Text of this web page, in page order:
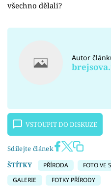
všechno dělali?
Autor
VSTOUPIT DO DISKUZE
Sdílejte článek
ŠTÍTKY
PŘÍRODA FOTO VE
GALERIE
FOTKY PŘÍRODY